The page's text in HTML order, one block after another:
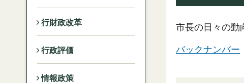
行財政改革
行政評価
情報政策
市長の日々の動
バックナンバー